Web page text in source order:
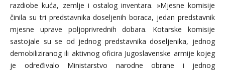
razdiobe kuća, zemlje i ostalog inventara. »Mjesne komisije
činila su tri predstavnika doseljenih boraca, jedan predstavnik
mjesne uprave poljoprivrednih dobara. Kotarske komisije
sastojale su se od jednog predstavnika doseljenika, jednog
demobiliziranog ili aktivnog oficira Jugoslavenske armije kojeg
je određivalo Ministarstvo narodne obrane i jednog